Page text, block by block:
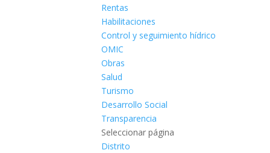
Rentas
Habilitaciones
Control y seguimiento hídrico
OMIC
Obras
Salud
Turismo
Desarrollo Social
Transparencia
Seleccionar página
Distrito